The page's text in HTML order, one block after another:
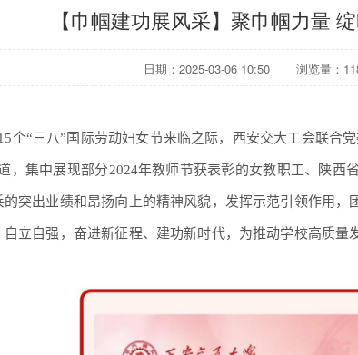
【巾帼建功展风采】聚巾帼力量
日期：2025-03-06 10:50 浏览量：
个“三八”国际劳动妇女节来临之际，西安交大工会联合
，集中展现部分2024年教师节获表彰的女教职工、陕西
的突出业绩和昂扬向上的精神风貌，发挥示范引领作用，
自立自强，奋进新征程、建功新时代，为推动学校高质